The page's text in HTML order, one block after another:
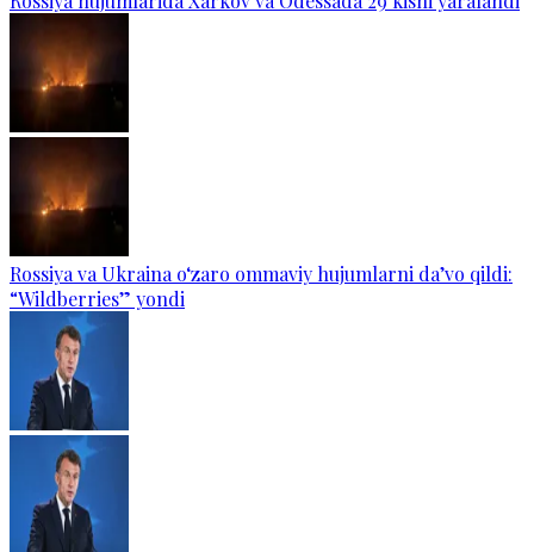
Rossiya va Ukraina o‘zaro ommaviy hujumlarni da’vo qildi:
“Wildberries” yondi